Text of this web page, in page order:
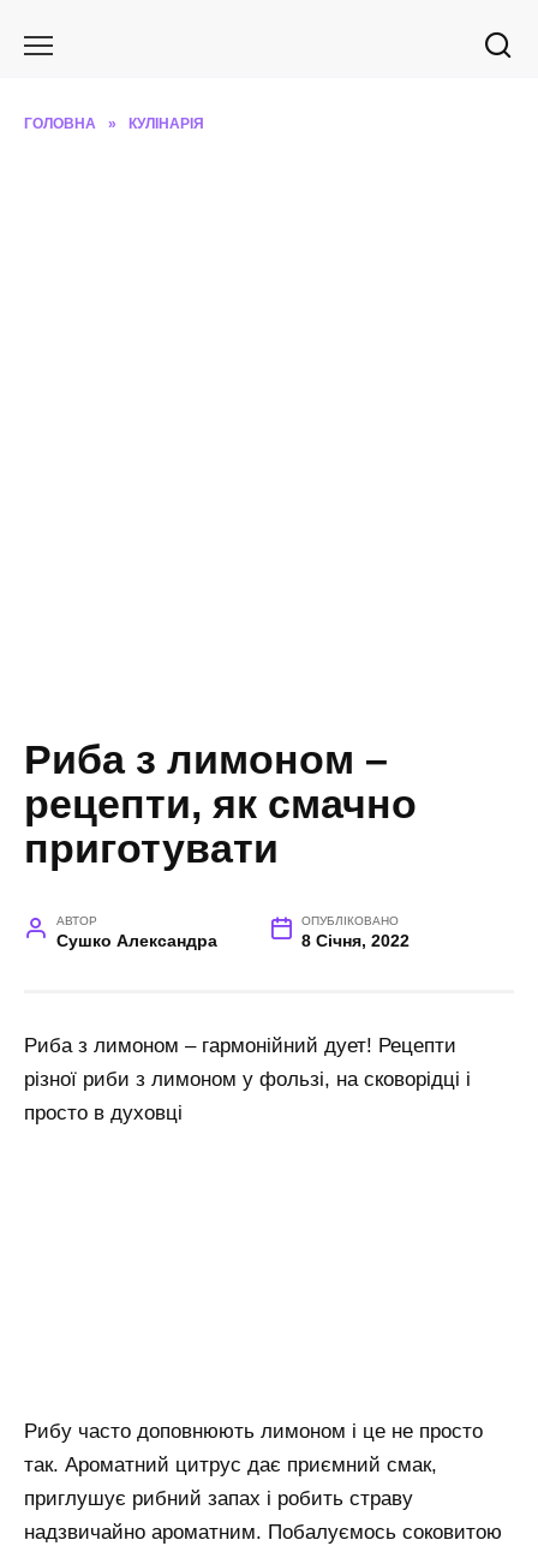
ГОЛОВНА » КУЛІНАРІЯ
Риба з лимоном –
рецепти, як смачно
приготувати
АВТОР
Сушко Александра
ОПУБЛІКОВАНО
8 Січня, 2022
Риба з лимоном – гармонійний дует! Рецепти
різної риби з лимоном у фользі, на сковорідці і
просто в духовці
Рибу часто доповнюють лимоном і це не просто
так. Ароматний цитрус дає приємний смак,
приглушує рибний запах і робить страву
надзвичайно ароматним. Побалуємось соковитою